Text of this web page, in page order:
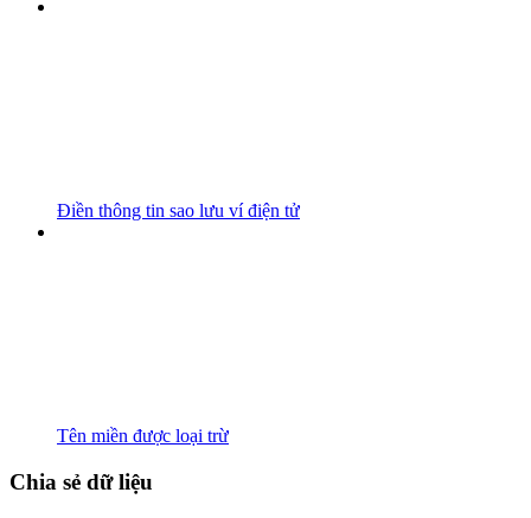
Điền thông tin sao lưu ví điện tử
Tên miền được loại trừ
Chia sẻ dữ liệu